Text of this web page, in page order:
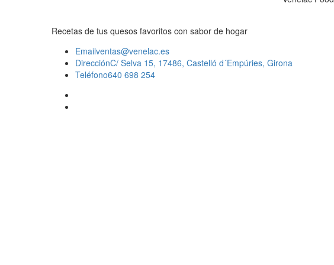
Recetas de tus quesos favoritos con sabor de hogar
Emailventas@venelac.es
DirecciónC/ Selva 15, 17486, Castelló d´Empúries, Girona
Teléfono640 698 254